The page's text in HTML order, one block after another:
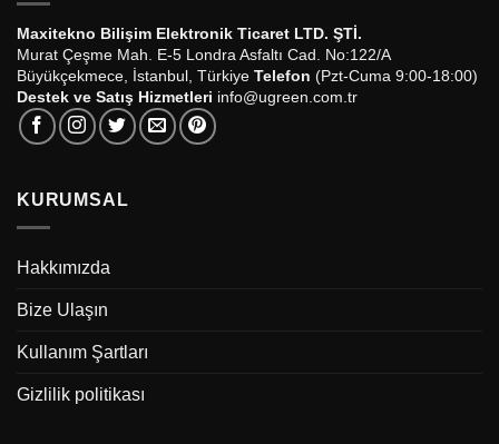
Maxitekno Bilişim Elektronik Ticaret LTD. ŞTİ.
Murat Çeşme Mah. E-5 Londra Asfaltı Cad. No:122/A
Büyükçekmece, İstanbul, Türkiye Telefon (Pzt-Cuma 9:00-18:00)
Destek ve Satış Hizmetleri info@ugreen.com.tr
KURUMSAL
Hakkımızda
Bize Ulaşın
Kullanım Şartları
Gizlilik politikası